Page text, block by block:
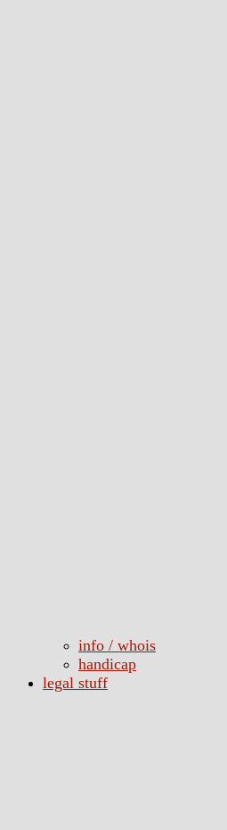
info / whois
handicap
legal stuff